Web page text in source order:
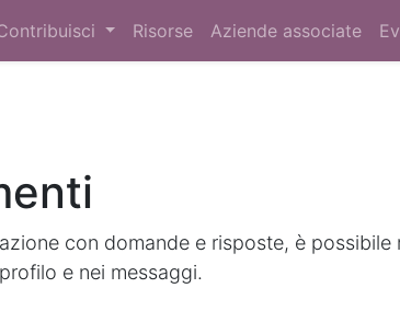
Risorse Aziende associate
con domande e risposte, è
e nei messaggi.